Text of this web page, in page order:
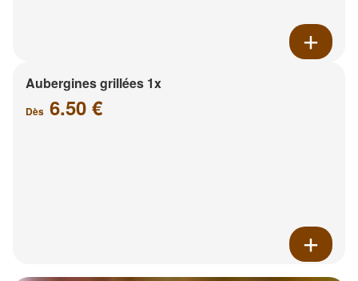
Aubergines grillées 1x
Dès 6.50 €